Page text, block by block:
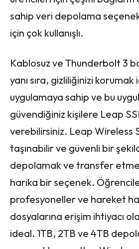
sahip veri depolama
için çok kullanışlı.
Kablosuz ve Thunderbolt 3
yanı sıra, gizliliğinizi korumak
uygulamaya sahip ve bu
güvendiğiniz kişilere Leap
verebilirsiniz. Leap Wireless
taşınabilir ve güvenli bir
depolamak ve transfer
harika bir seçenek.
profesyoneller ve hareket
dosyalarına erişim ihtiyacı
ideal. 1TB, 2TB ve 4TB